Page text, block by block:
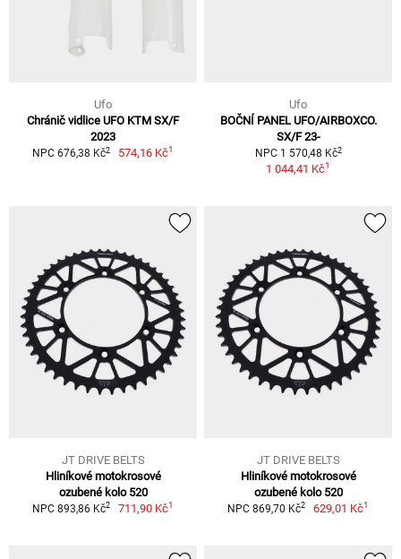
Ufo
Chránič vidlice UFO KTM SX/F
2023
NPC 676,38 Kč2 574,16 Kč1
Ufo
BOČNÍ PANEL UFO/AIRBOXCO.
SX/F 23-
NPC 1 570,48 Kč2
1 044,41 Kč1
JT DRIVE BELTS
Hliníkové motokrosové
ozubené kolo 520
NPC 893,86 Kč2 711,90 Kč1
JT DRIVE BELTS
Hliníkové motokrosové
ozubené kolo 520
NPC 869,70 Kč2 629,01 Kč1